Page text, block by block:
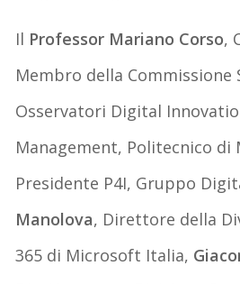
Il Professor Mariano Corso,
Membro della Commissione
Osservatori Digital
Management, Politecnico di
Presidente P4I, Gruppo
Manolova, Direttore della
365 di Microsoft Italia,